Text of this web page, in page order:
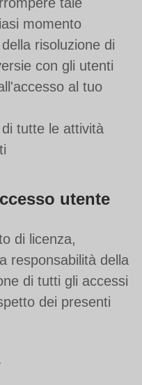
momento
risoluzione di
con gli utenti
al tuo
tutte le attività
utente
di licenza,
responsabilità della
di tutti gli accessi
dei presenti